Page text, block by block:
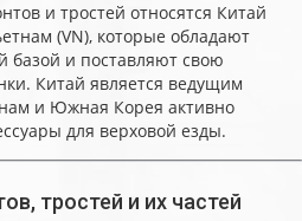
и тростей относятся Китай
(VN), которые обладают
базой и поставляют свою
Китай является ведущим
и Южная Корея активно
для верховой езды.
тростей и их частей